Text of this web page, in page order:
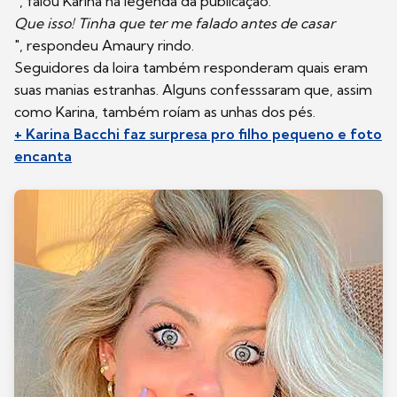
Que isso! Tinha que ter me falado antes de casar
", respondeu Amaury rindo.
Seguidores da loira também responderam quais eram
suas manias estranhas. Alguns confesssaram que, assim
como Karina, também roíam as unhas dos pés.
+ Karina Bacchi faz surpresa pro filho pequeno e foto
encanta